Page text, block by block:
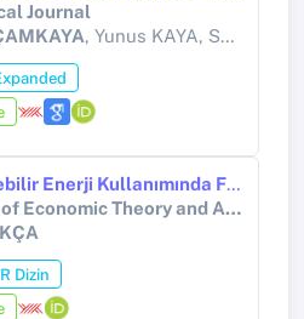
Journal
, Yunus KAYA, Said Khalfa BRİKA, Abdulkadir BARUT, · Kishwar ALİ
Yenilenebilir Enerji Kullanımında Finansal Gelişme ve Ekonomik Büyümenin Rolü: Türkiye İçin Ampirik Bir Analiz
Bulletin of Economic Theory and Analysis
Dizin